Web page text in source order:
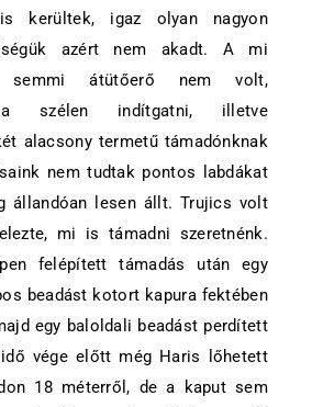
kerültek, igaz olyan nagyon
azért nem akadt. A mi
semmi átütőerő nem volt,
a szélen indítgatni, illetve
alacsony termetű támadónknak
nem tudtak pontos labdákat
állandóan lesen állt. Trujics volt
mi is támadni szeretnénk.
felépített támadás után egy
beadást kotort kapura fektében
egy baloldali beadást perdített
vége előtt még Haris lőhetett
18 méterről, de a kaput sem